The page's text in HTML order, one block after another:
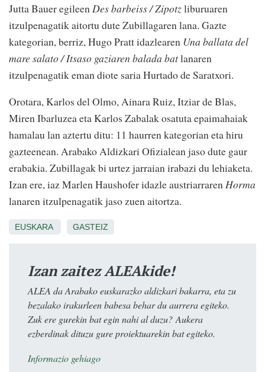
Jutta Bauer egileenDes barbeiss / Zipotzliburuaren
itzulpenagatik aitortu dute Zubillagaren lana. Gazte
kategorian, berriz, Hugo Pratt idazlearen Una ballata del
mare salato / Itsaso gaziaren balada batlanaren
itzulpenagatik eman diote saria Hurtado de Saratxori.
Orotara, Karlos del Olmo, Ainara Ruiz, Itziar de Blas,
Miren Ibarluzea eta Karlos Zabalak osatuta epaimahaiak
hamalau lan aztertu ditu: 11 haurren kategorian eta hiru
gazteenean. Arabako Aldizkari Ofizialean jaso dute gaur
erabakia. Zubillagak bi urtez jarraian irabazi du lehiaketa.
Izan ere, iaz Marlen Haushofer idazle austriarrarenHorma
lanaren itzulpenagatik jaso zuen aitortza.
EUSKARA GASTEIZ
Izan zaitez ALEAkide!
ALEA da Arabako euskarazko aldizkari bakarra, eta zu
bezalako irakurleen babesa behar du aurrera egiteko.
Zuk ere gurekin bat egin nahi al duzu? Aukera
ezberdinak dituzu gure proiektuarekin bat egiteko.
Informazio gehiago